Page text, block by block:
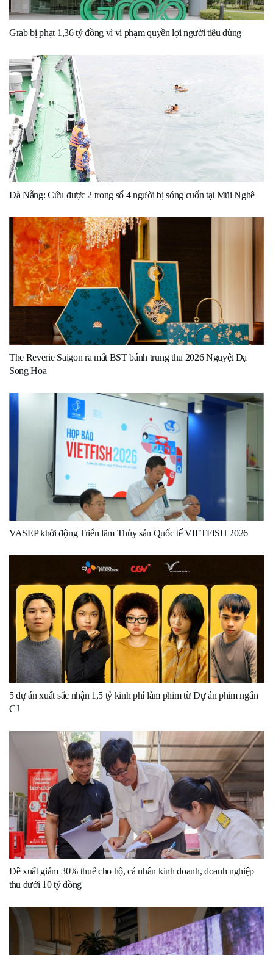
Grab bị phạt 1,36 tỷ đồng vì vi phạm quyền lợi người tiêu dùng
Đà Nẵng: Cứu được 2 trong số 4 người bị sóng cuốn tại Mũi Nghê
The Reverie Saigon ra mắt BST bánh trung thu 2026 Nguyệt Dạ
Song Hoa
VASEP khởi động Triển lãm Thủy sản Quốc tế VIETFISH 2026
5 dự án xuất sắc nhận 1,5 tỷ kinh phí làm phim từ Dự án phim ngắn
CJ
Đề xuất giảm 30% thuế cho hộ, cá nhân kinh doanh, doanh nghiệp
thu dưới 10 tỷ đồng